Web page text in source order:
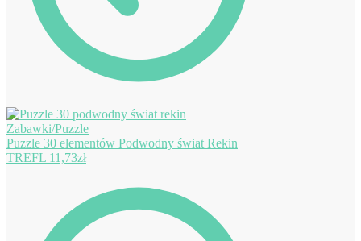
Puzzle 30 elementów Podwodny świat Rekin
TREFL 11,73zł